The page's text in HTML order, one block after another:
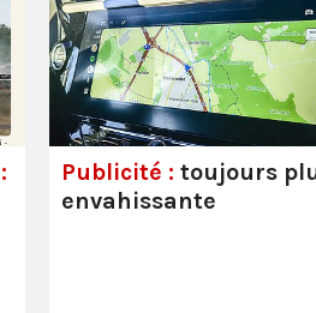
Publicité : toujours
envahissante